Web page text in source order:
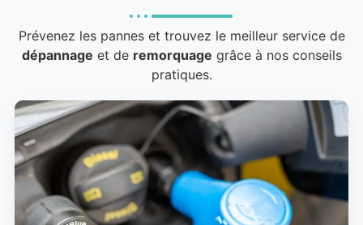
Prévenez les pannes et trouvez le meilleur service de
dépannage et de remorquage grâce à nos conseils
pratiques.